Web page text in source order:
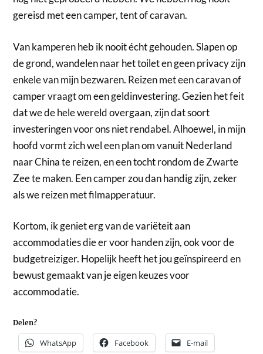
gereisd met een camper, tent of caravan.
Van kamperen heb ik nooit écht gehouden. Slapen op
de grond, wandelen naar het toilet en geen privacy zijn
enkele van mijn bezwaren. Reizen met een caravan of
camper vraagt om een geldinvestering. Gezien het feit
dat we de hele wereld overgaan, zijn dat soort
investeringen voor ons niet rendabel. Alhoewel, in mijn
hoofd vormt zich wel een plan om vanuit Nederland
naar China te reizen, en een tocht rondom de Zwarte
Zee te maken. Een camper zou dan handig zijn, zeker
als we reizen met filmapperatuur.
Kortom, ik geniet erg van de variëteit aan
accommodaties die er voor handen zijn, ook voor de
budgetreiziger. Hopelijk heeft het jou geïnspireerd en
bewust gemaakt van je eigen keuzes voor
accommodatie.
Delen?
WhatsApp Facebook E-mail